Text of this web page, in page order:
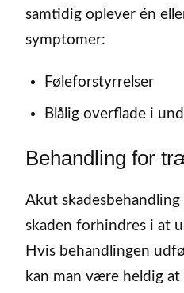
samtidig oplever én
symptomer:
Føleforstyrrelser
Blålig overflade i
Behandling for
Akut
skaden forhindres i at
Hvis behandlingen
kan man være heldig